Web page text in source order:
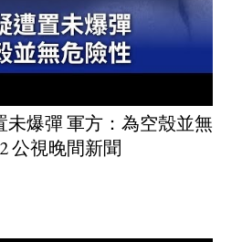
未爆彈 軍方：為空殼並無
公視晚間新聞